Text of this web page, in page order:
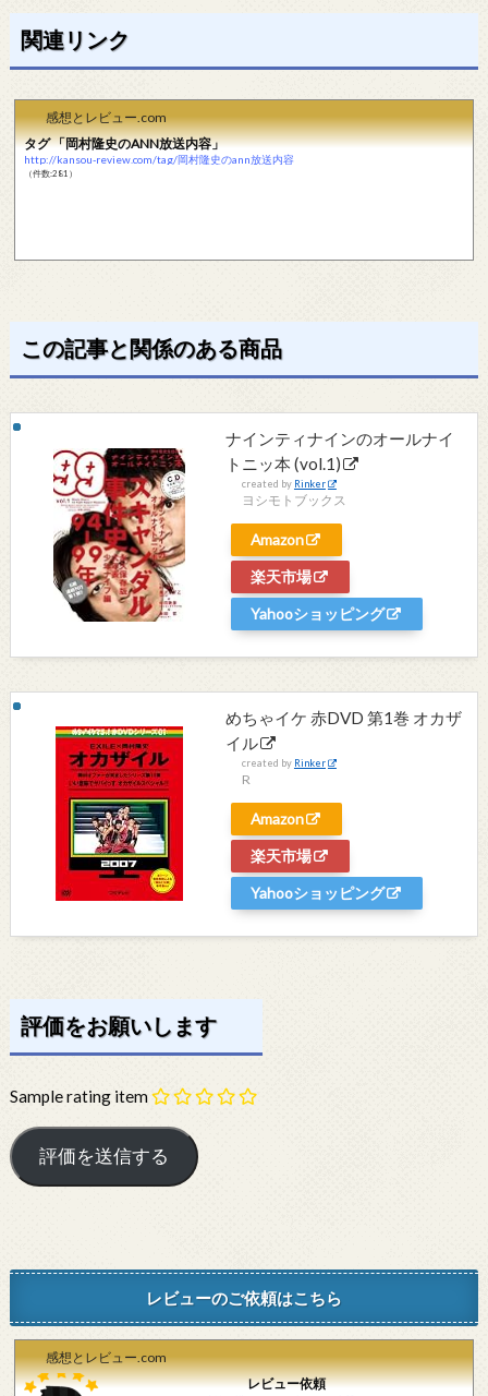
関連リンク
感想とレビュー.com
タグ 「岡村隆史のANN放送内容」
http://kansou-review.com/tag/岡村隆史のann放送内容
（件数:281）
この記事と関係のある商品
ナインティナインのオールナイ
トニッ本 (vol.1)
created by Rinker
ヨシモトブックス
Amazon
楽天市場
Yahooショッピング
めちゃイケ 赤DVD 第1巻 オカザ
イル
created by Rinker
R
Amazon
楽天市場
Yahooショッピング
評価をお願いします
Sample rating item
レビューのご依頼はこちら
感想とレビュー.com
レビュー依頼